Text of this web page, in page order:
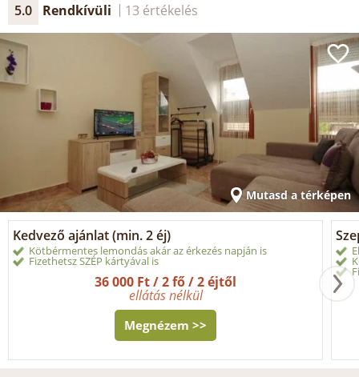
5.0 Rendkívüli 13 értékelés
Mutasd a térképen
Kedvező ajánlat (min. 2 éj)
Kötbérmentes lemondás akár az érkezés napján is
Fizethetsz SZÉP kártyával is
36 000 Ft / 2 fő / 2 éjtől
ellátás nélkül
Megnézem >>